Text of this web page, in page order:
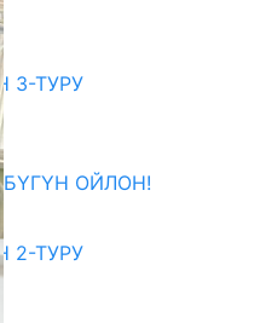
3-ТУРУ
БҮГҮН ОЙЛОН!
2-ТУРУ